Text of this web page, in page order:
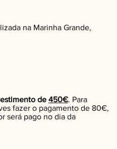
na Marinha Grande,
de 450€. Para
fazer o pagamento de 80€,
será pago no dia da